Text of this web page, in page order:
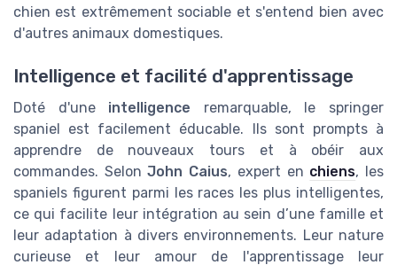
chien est extrêmement sociable et s'entend bien avec
d'autres animaux domestiques.
Intelligence et facilité d'apprentissage
Doté d'une intelligence remarquable, le springer
spaniel est facilement éducable. Ils sont prompts à
apprendre de nouveaux tours et à obéir aux
commandes. SelonJohn Caius, expert en chiens, les
spaniels figurent parmi les races les plus intelligentes,
ce qui facilite leur intégration au sein d’une famille et
leur adaptation à divers environnements. Leur nature
curieuse et leur amour de l'apprentissage leur